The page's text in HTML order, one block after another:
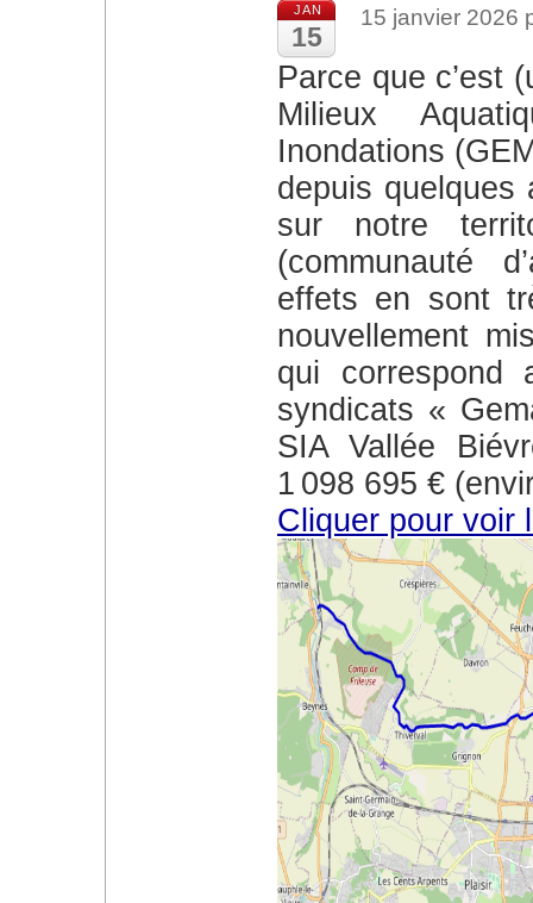
JAN
15
15 janvier
Parce que c’est (un peu) nouveau : La Gestion des
Milieux
Inondations
depuis quelques
sur notre
(communauté
effets en sont
nouvellement
qui correspond
syndicats «
SIA Vallée
1 098 695 €
Cliquer pour voir